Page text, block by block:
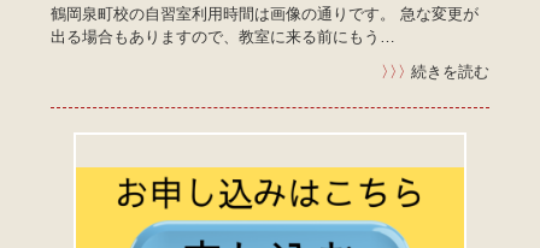
鶴岡泉町校の自習室利用時間は画像の通りです。 急な変更が
出る場合もありますので、教室に来る前にもう…
〉〉〉 続きを読む